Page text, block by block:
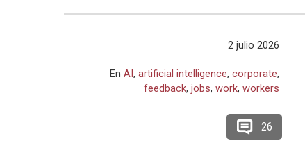
2 julio 2026
EnAI,artificial intelligence,corporate,
feedback,jobs,work,workers
26